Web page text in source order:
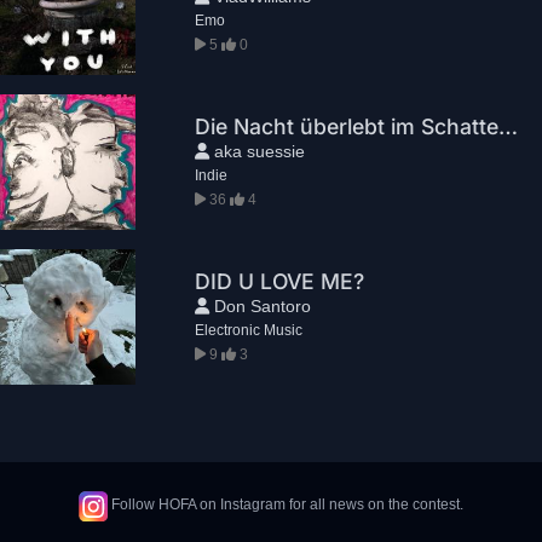
Emo
5
0
Die Nacht überlebt im Schatten. feat. LAURAH
aka suessie
Indie
36
4
DID U LOVE ME?
Don Santoro
Electronic Music
9
3
Follow HOFA on Instagram for all news on the contest.